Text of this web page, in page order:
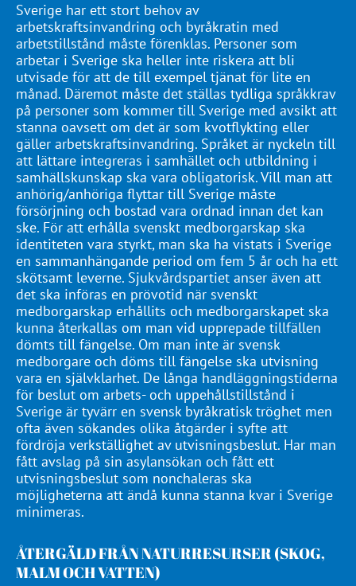
Sverige har ett stort behov av
arbetskraftsinvandring och byråkratin med
arbetstillstånd måste förenklas. Personer som
arbetar i Sverige ska heller inte riskera att bli
utvisade för att de till exempel tjänat för lite en
månad. Däremot måste det ställas tydliga språkkrav
på personer som kommer till Sverige med avsikt att
stanna oavsett om det är som kvotflykting eller
gäller arbetskraftsinvandring. Språket är nyckeln till
att lättare integreras i samhället och utbildning i
samhällskunskap ska vara obligatorisk. Vill man att
anhörig/anhöriga flyttar till Sverige måste
försörjning och bostad vara ordnad innan det kan
ske. För att erhålla svenskt medborgarskap ska
identiteten vara styrkt, man ska ha vistats i Sverige
en sammanhängande period om fem 5 år och ha ett
skötsamt leverne. Sjukvårdspartiet anser även att
det ska införas en prövotid när svenskt
medborgarskap erhållits och medborgarskapet ska
kunna återkallas om man vid upprepade tillfällen
dömts till fängelse. Om man inte är svensk
medborgare och döms till fängelse ska utvisning
vara en självklarhet. De långa handläggningstiderna
för beslut om arbets- och uppehållstillstånd i
Sverige är tyvärr en svensk byråkratisk tröghet men
ofta även sökandes olika åtgärder i syfte att
fördröja verkställighet av utvisningsbeslut. Har man
fått avslag på sin asylansökan och fått ett
utvisningsbeslut som nonchaleras ska
möjligheterna att ändå kunna stanna kvar i Sverige
minimeras.
ÅTERGÄLD FRÅN NATURRESURSER (SKOG,
MALM OCH VATTEN)